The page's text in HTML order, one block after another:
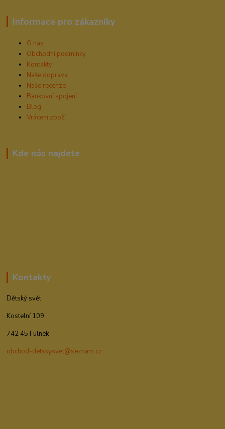
Informace pro zákazníky
O nás
Obchodní podmínky
Kontakty
Naše doprava
Naše recenze
Bankovní spojení
Blog
Vrácení zboží
Kde nás najdete
Kontakty
Dětský svět
Kostelní 109
742 45 Fulnek
obchod-detskysvet@seznam.cz